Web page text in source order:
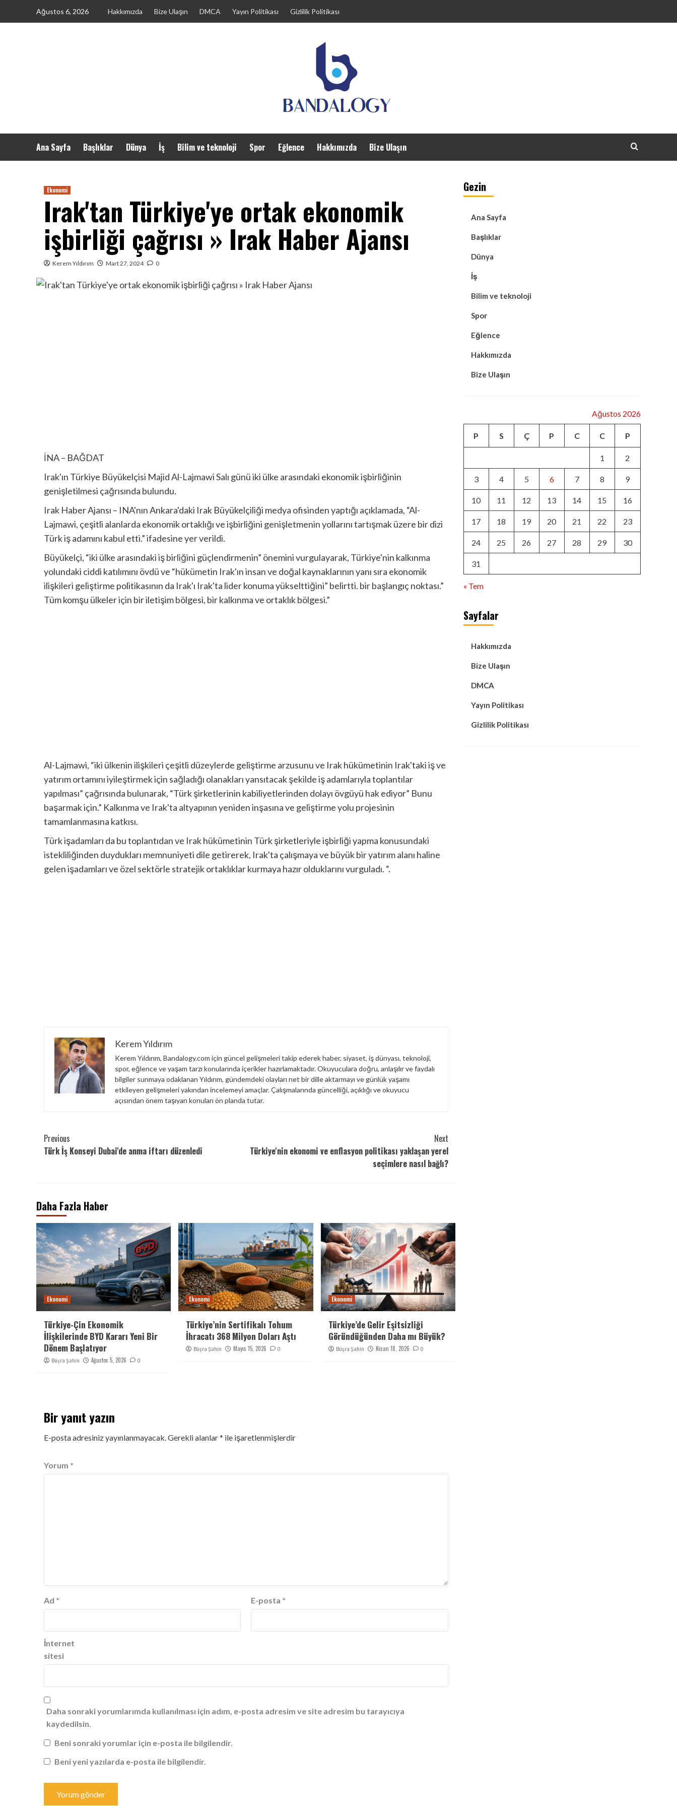
Ağustos 6, 2026 Hakkımızda Bize Ulaşın DMCA Yayın Politikası Gizlilik Politikası
Ana Sayfa Başlıklar Dünya İş Bilim ve teknoloji Spor Eğlence Hakkımızda Bize Ulaşın
Ekonomi
Irak'tan Türkiye'ye ortak ekonomik
işbirliği çağrısı » Irak Haber Ajansı
Kerem Yıldırım Mart 27, 2024 0
İNA – BAĞDAT
Irak'ın Türkiye Büyükelçisi Majid Al-Lajmawi Salı günü iki ülke arasındaki ekonomik işbirliğinin
genişletilmesi çağrısında bulundu.
Irak Haber Ajansı – INA'nın Ankara'daki Irak Büyükelçiliği medya ofisinden yaptığı açıklamada, “Al-
Lajmawi, çeşitli alanlarda ekonomik ortaklığı ve işbirliğini genişletmenin yollarını tartışmak üzere bir dizi
Türk iş adamını kabul etti.” ifadesine yer verildi.
Büyükelçi, “iki ülke arasındaki iş birliğini güçlendirmenin” önemini vurgulayarak, Türkiye'nin kalkınma
yolundaki ciddi katılımını övdü ve “hükümetin Irak'ın insan ve doğal kaynaklarının yanı sıra ekonomik
ilişkileri geliştirme politikasının da Irak'ı Irak'ta lider konuma yükselttiğini” belirtti. bir başlangıç ​​noktası.”
Tüm komşu ülkeler için bir iletişim bölgesi, bir kalkınma ve ortaklık bölgesi.”
Al-Lajmawi, “iki ülkenin ilişkileri çeşitli düzeylerde geliştirme arzusunu ve Irak hükümetinin Irak'taki iş ve
yatırım ortamını iyileştirmek için sağladığı olanakları yansıtacak şekilde iş adamlarıyla toplantılar
yapılması” çağrısında bulunarak, “Türk şirketlerinin kabiliyetlerinden dolayı övgüyü hak ediyor” Bunu
başarmak için.” Kalkınma ve Irak'ta altyapının yeniden inşasına ve geliştirme yolu projesinin
tamamlanmasına katkısı.
Türk işadamları da bu toplantıdan ve Irak hükümetinin Türk şirketleriyle işbirliği yapma konusundaki
istekliliğinden duydukları memnuniyeti dile getirerek, Irak'ta çalışmaya ve büyük bir yatırım alanı haline
gelen işadamları ve özel sektörle stratejik ortaklıklar kurmaya hazır olduklarını vurguladı. “.
Kerem Yıldırım
Kerem Yıldırım, Bandalogy.com için güncel gelişmeleri takip ederek haber, siyaset, iş dünyası, teknoloji,
spor, eğlence ve yaşam tarzı konularında içerikler hazırlamaktadır. Okuyuculara doğru, anlaşılır ve faydalı
bilgiler sunmaya odaklanan Yıldırım, gündemdeki olayları net bir dille aktarmayı ve günlük yaşamı
etkileyen gelişmeleri yakından incelemeyi amaçlar. Çalışmalarında güncelliği, açıklığı ve okuyucu
açısından önem taşıyan konuları ön planda tutar.
Continue
Reading
Previous
Türk İş Konseyi Dubai'de anma iftarı düzenledi
Next
Türkiye'nin ekonomi ve enflasyon politikası yaklaşan yerel
seçimlere nasıl bağlı?
Daha Fazla Haber
Ekonomi
Türkiye-Çin Ekonomik
İlişkilerinde BYD Kararı Yeni Bir
Dönem Başlatıyor
Büşra Şahin Ağustos 5, 2026 0
Ekonomi
Türkiye’nin Sertifikalı Tohum
İhracatı 368 Milyon Doları Aştı
Büşra Şahin Mayıs 15, 2026 0
Ekonomi
Türkiye’de Gelir Eşitsizliği
Göründüğünden Daha mı Büyük?
Büşra Şahin Nisan 18, 2026 0
Bir yanıt yazın
E-posta adresiniz yayınlanmayacak.Gerekli alanlar* ile işaretlenmişlerdir
Yorum *
Ad * E-posta *
İnternet
sitesi
Daha sonraki yorumlarımda kullanılması için adım, e-posta adresim ve site adresim bu tarayıcıya
kaydedilsin.
Beni sonraki yorumlar için e-posta ile bilgilendir.
Beni yeni yazılarda e-posta ile bilgilendir.
Gezin
Ana Sayfa
Başlıklar
Dünya
İş
Bilim ve teknoloji
Spor
Eğlence
Hakkımızda
Bize Ulaşın
Ağustos 2026
P S Ç P C C P
1 2
3 4 5 6 7 8 9
10 11 12 13 14 15 16
17 18 19 20 21 22 23
24 25 26 27 28 29 30
31
« Tem
Sayfalar
Hakkımızda
Bize Ulaşın
DMCA
Yayın Politikası
Gizlilik Politikası